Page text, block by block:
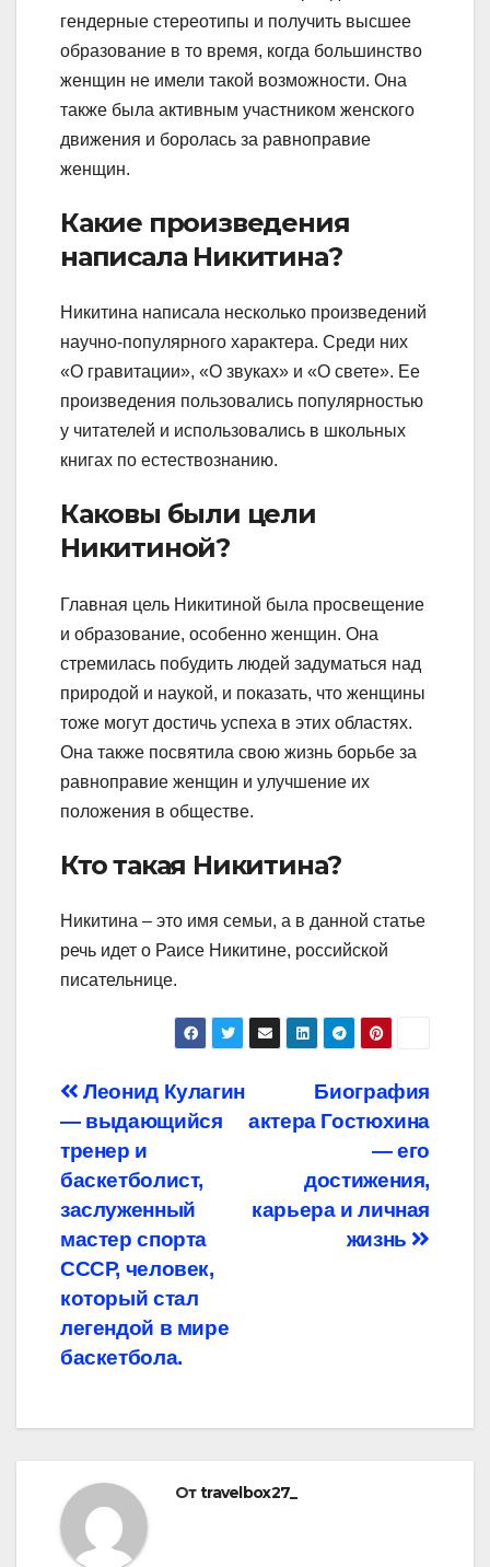
гендерные стереотипы и получить высшее
образование в то время, когда большинство
женщин не имели такой возможности. Она
также была активным участником женского
движения и боролась за равноправие
женщин.
Какие произведения
написала Никитина?
Никитина написала несколько произведений
научно-популярного характера. Среди них
«О гравитации», «О звуках» и «О свете». Ее
произведения пользовались популярностью
у читателей и использовались в школьных
книгах по естествознанию.
Каковы были цели
Никитиной?
Главная цель Никитиной была просвещение
и образование, особенно женщин. Она
стремилась побудить людей задуматься над
природой и наукой, и показать, что женщины
тоже могут достичь успеха в этих областях.
Она также посвятила свою жизнь борьбе за
равноправие женщин и улучшение их
положения в обществе.
Кто такая Никитина?
Никитина – это имя семьи, а в данной статье
речь идет о Раисе Никитине, российской
писательнице.
Навигация
по
записям
Биография
актера Гостюхина
— его
достижения,
карьера и личная
жизнь
Леонид Кулагин
— выдающийся
тренер и
баскетболист,
заслуженный
мастер спорта
СССР, человек,
который стал
легендой в мире
баскетбола.
Отtravelbox27_